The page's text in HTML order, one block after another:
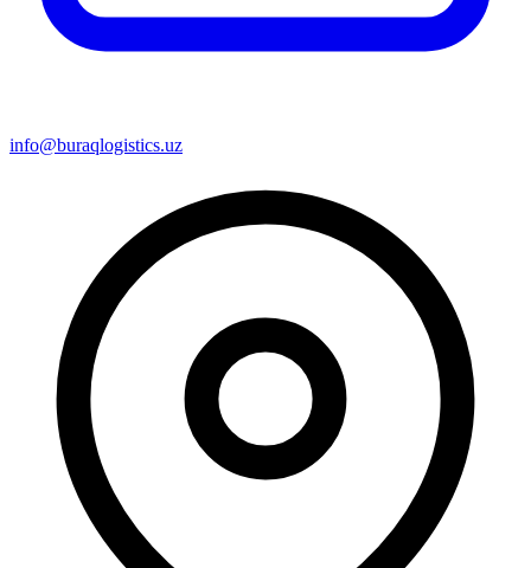
info@buraqlogistics.uz